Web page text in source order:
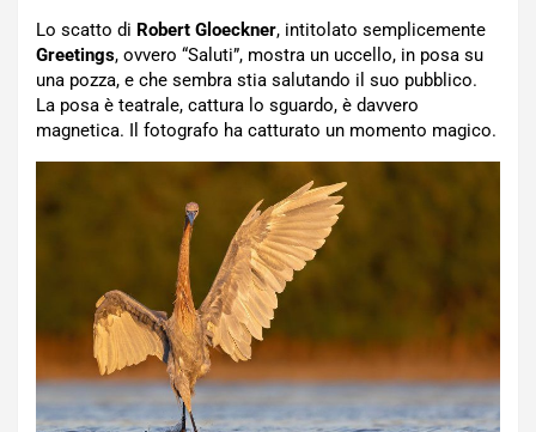
Lo scatto di Robert Gloeckner, intitolato semplicemente
Greetings, ovvero “Saluti”, mostra un uccello, in posa su
una pozza, e che sembra stia salutando il suo pubblico.
La posa è teatrale, cattura lo sguardo, è davvero
magnetica. Il fotografo ha catturato un momento magico.